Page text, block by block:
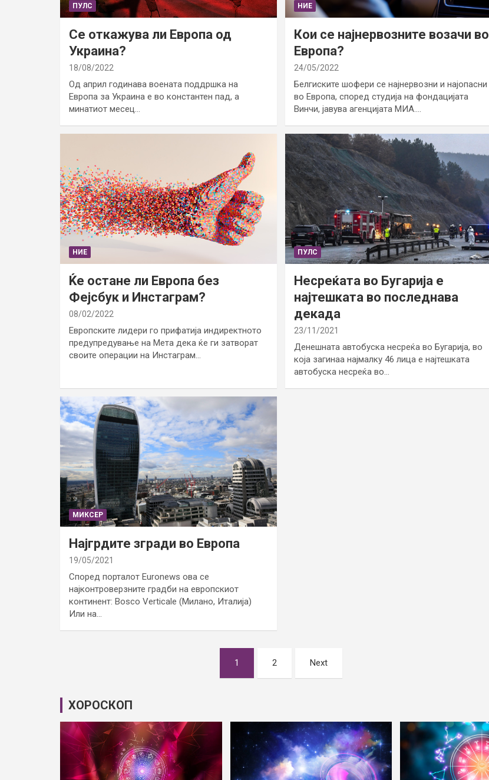
ПУЛС
Се откажува ли Европа од
Украина?
18/08/2022
Од април годинава воената поддршка на
Европа за Украина е во константен пад, а
минатиот месец…
НИЕ
Кои се најнервозните возачи во
Европа?
24/05/2022
Белгиските шофери се најнервозни и најопасни
во Европа, според студија на фондацијата
Винчи, јавува агенцијата МИА.…
НИЕ
Ќе остане ли Европа без
Фејсбук и Инстаграм?
08/02/2022
Европските лидери го прифатија индиректното
предупредување на Мета дека ќе ги затворат
своите операции на Инстаграм…
ПУЛС
Несреќата во Бугарија е
најтешката во последнава
декада
23/11/2021
Денешната автобуска несреќа во Бугарија, во
која загинаа најмалку 46 лица е најтешката
автобуска несреќа во…
МИКСЕР
Најгрдите згради во Европа
19/05/2021
Според порталот Euronews ова се
најконтроверзните градби на европскиот
континент: Bosco Verticale (Милано, Италија)
Или на…
1 2 Next
ХОРОСКОП